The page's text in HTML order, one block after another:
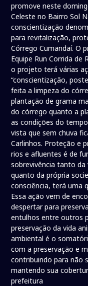
promove neste
Celeste no Bairro Sol
conscientização
para revitalização,
Córrego Cumandaí. O
Equipe Run Corrida de
o projeto terá várias
“conscientização,
feita a limpeza do
plantação de grama
do córrego quanto a
as condições do
vista que sem chuva
Carlinhos. Proteção e
rios e afluentes é de
sobrevivência tanto da
quanto da própria
consciência, terá uma
Essa ação vem de
despertar para
entulhos entre outros
preservação da vida
ambiental é o
com a preservação e
contribuindo para não
mantendo sua
prefeitura